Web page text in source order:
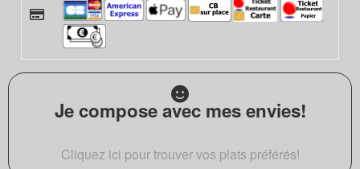
Je compose avec mes envies!
Cliquez ici pour trouver vos plats préférés!